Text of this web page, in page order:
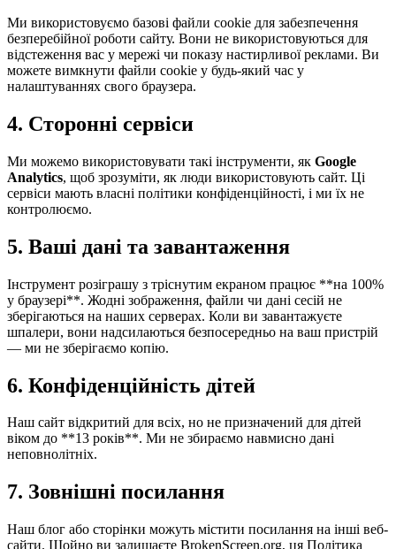
Ми використовуємо базові файли cookie для забезпечення
безперебійної роботи сайту. Вони не використовуються для
відстеження вас у мережі чи показу настирливої реклами. Ви
можете вимкнути файли cookie у будь-який час у
налаштуваннях свого браузера.
4. Сторонні сервіси
Ми можемо використовувати такі інструменти, як Google
Analytics, щоб зрозуміти, як люди використовують сайт. Ці
сервіси мають власні політики конфіденційності, і ми їх не
контролюємо.
5. Ваші дані та завантаження
Інструмент розіграшу з тріснутим екраном працює **на 100%
у браузері**. Жодні зображення, файли чи дані сесій не
зберігаються на наших серверах. Коли ви завантажуєте
шпалери, вони надсилаються безпосередньо на ваш пристрій
— ми не зберігаємо копію.
6. Конфіденційність дітей
Наш сайт відкритий для всіх, но не призначений для дітей
віком до **13 років**. Ми не збираємо навмисно дані
неповнолітніх.
7. Зовнішні посилання
Наш блог або сторінки можуть містити посилання на інші веб-
сайти. Щойно ви залишаєте BrokenScreen.org, ця Політика